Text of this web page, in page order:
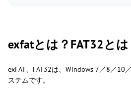
exfatとは？FAT32とは
exFAT、FAT32は、Windows 7／8／10
ステムです。